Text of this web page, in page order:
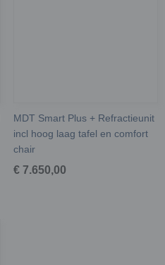
MDT Smart Plus + Refractieunit
incl hoog laag tafel en comfort
chair
€ 7.650,00